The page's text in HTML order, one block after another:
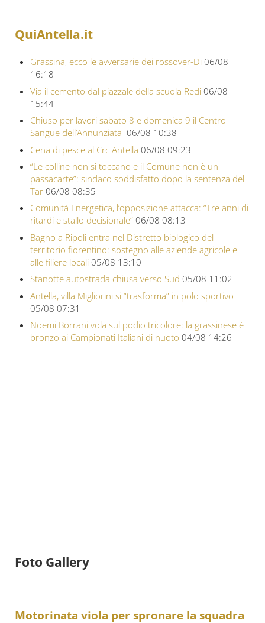
QuiAntella.it
Grassina, ecco le avversarie dei rossover-Di 06/08
16:18
Via il cemento dal piazzale della scuola Redi 06/08
15:44
Chiuso per lavori sabato 8 e domenica 9 il Centro
Sangue dell’Annunziata 06/08 10:38
Cena di pesce al Crc Antella 06/08 09:23
“Le colline non si toccano e il Comune non è un
passacarte”: sindaco soddisfatto dopo la sentenza del
Tar 06/08 08:35
Comunità Energetica, l’opposizione attacca: “Tre anni di
ritardi e stallo decisionale” 06/08 08:13
Bagno a Ripoli entra nel Distretto biologico del
territorio fiorentino: sostegno alle aziende agricole e
alle filiere locali 05/08 13:10
Stanotte autostrada chiusa verso Sud 05/08 11:02
Antella, villa Migliorini si “trasforma” in polo sportivo
05/08 07:31
Noemi Borrani vola sul podio tricolore: la grassinese è
bronzo ai Campionati Italiani di nuoto 04/08 14:26
Foto Gallery
Motorinata viola per spronare la squadra